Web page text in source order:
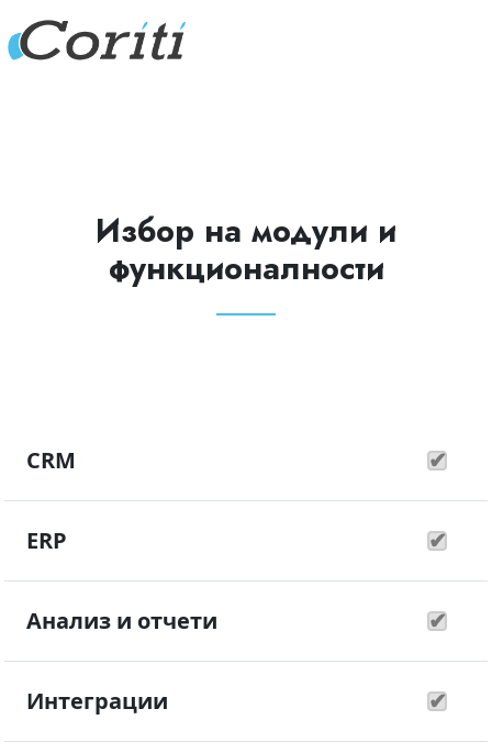
Избор на модули и
функционалности
CRM
ERP
Анализ и отчети
Интеграции